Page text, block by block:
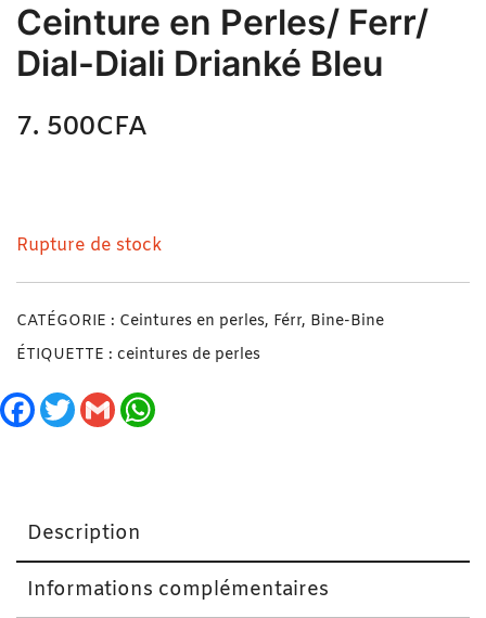
Ceinture en Perles/ Ferr/
Dial-Diali Drianké Bleu
7. 500CFA
Rupture de stock
CATÉGORIE : Ceintures en perles, Férr, Bine-Bine
ÉTIQUETTE : ceintures de perles
Facebook
TwitterGmail
Description
Informations complémentaires